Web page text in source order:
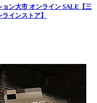
ョン大市 オンライン SALE【三
インストア】